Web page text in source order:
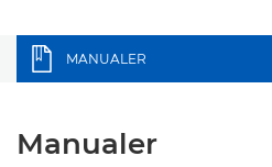
MANUALER
Manualer